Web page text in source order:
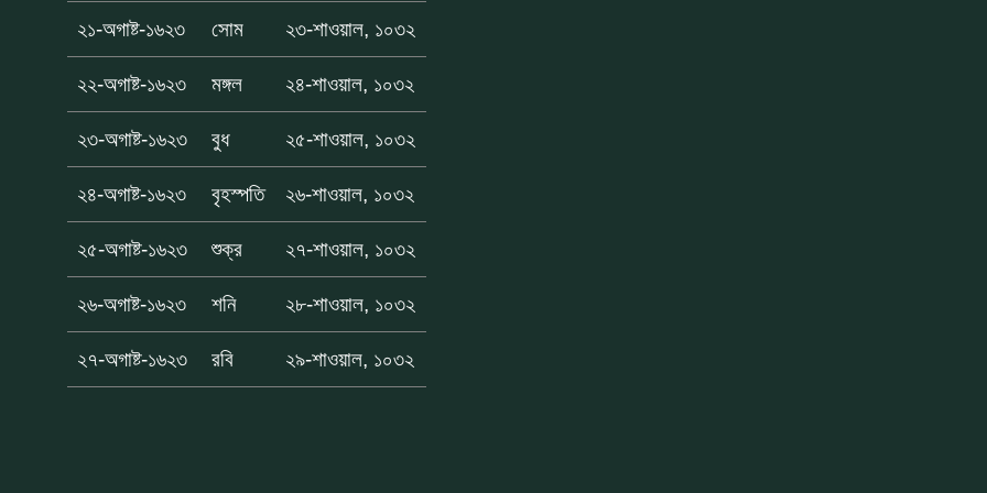
২১-অগাষ্ট-১৬২৩ সোম ২৩-শাওয়াল, ১০৩২
২২-অগাষ্ট-১৬২৩ মঙ্গল ২৪-শাওয়াল, ১০৩২
২৩-অগাষ্ট-১৬২৩ বুধ ২৫-শাওয়াল, ১০৩২
২৪-অগাষ্ট-১৬২৩ বৃহস্পতি ২৬-শাওয়াল, ১০৩২
২৫-অগাষ্ট-১৬২৩ শুক্র ২৭-শাওয়াল, ১০৩২
২৬-অগাষ্ট-১৬২৩ শনি ২৮-শাওয়াল, ১০৩২
২৭-অগাষ্ট-১৬২৩ রবি ২৯-শাওয়াল, ১০৩২